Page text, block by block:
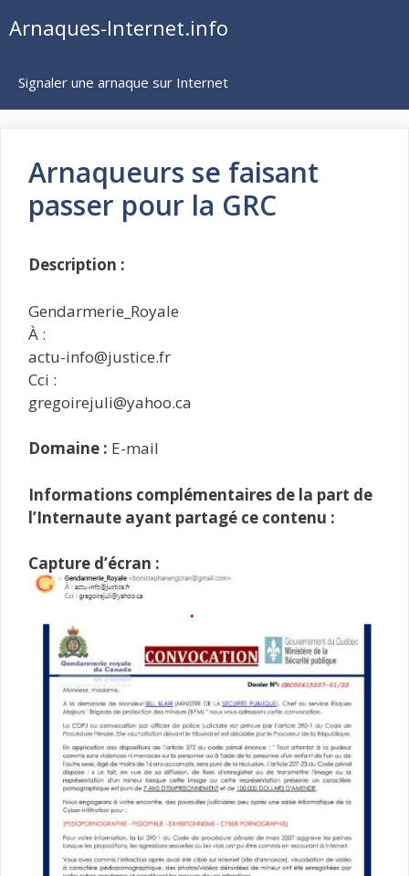
auArnaques-Internet.info
Signaler une arnaque sur Internet
Arnaqueurs se faisant
passer pour la GRC
Description :
Gendarmerie_Royale
À :
actu-info@justice.fr
Cci :
gregoirejuli@yahoo.ca
Domaine : E-mail
Informations complémentaires de la part de
l’Internaute ayant partagé ce contenu :
Capture d’écran :